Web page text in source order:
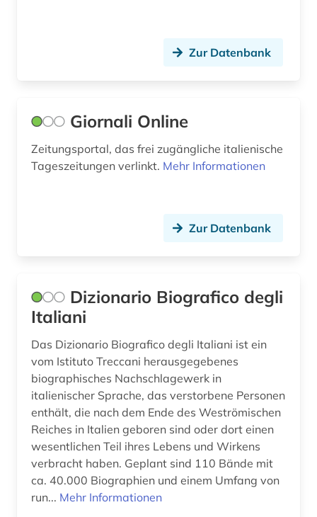
geschichte (13)
geschichte 1350-1500 (1)
geschichte 1490-1960 (1)
geschichte 1600-1800 (1)
geschichte 1778-1819 (1)
geschichte 1800- (1)
geschichte 1850-1900 (2)
geschichte 1900- (1)
geschichte 1917-1970 (1)
geschichte 1930 - (1)
Oesterreich (25)
Osmanisches Reich (1)
Polen (9)
Rheinland-Pfalz (1)
Roemisches Reich (3)
Rumänien (6)
Russland, Sowjetunion (5)
Saarland (1)
Sachsen (1)
Zur Datenbank
Giornali Online
Zeitungsportal, das frei zugängliche italienische
Tageszeitungen verlinkt. Mehr Informationen
Zur Datenbank
Dizionario Biografico degli
Italiani
Das Dizionario Biografico degli Italiani ist ein
vom Istituto Treccani herausgegebenes
biographisches Nachschlagewerk in
italienischer Sprache, das verstorbene Personen
enthält, die nach dem Ende des Weströmischen
Reiches in Italien geboren sind oder dort einen
wesentlichen Teil ihres Lebens und Wirkens
verbracht haben. Geplant sind 110 Bände mit
ca. 40.000 Biographien und einem Umfang von
run... Mehr Informationen